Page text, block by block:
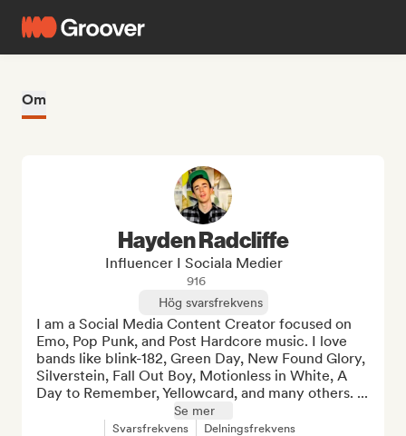
Om
Hayden Radcliffe
Influencer I Sociala Medier
916
Hög svarsfrekvens
I am a Social Media Content Creator focused on
Emo, Pop Punk, and Post Hardcore music. I love
bands like blink-182, Green Day, New Found Glory,
Silverstein, Fall Out Boy, Motionless in White, A
Day to Remember, Yellowcard, and many others. ...
Se mer
Svarsfrekvens Delningsfrekvens